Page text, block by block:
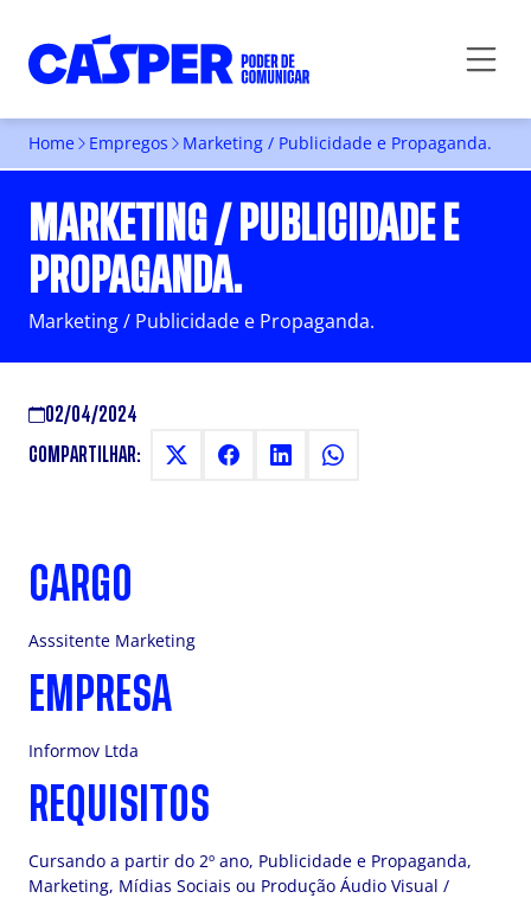
Home Empregos Marketing / Publicidade e Propaganda.
MARKETING / PUBLICIDADE E
PROPAGANDA.
Marketing / Publicidade e Propaganda.
02/04/2024
COMPARTILHAR:
CARGO
Asssitente Marketing
EMPRESA
Informov Ltda
REQUISITOS
Cursando a partir do 2º ano, Publicidade e Propaganda,
Marketing, Mídias Sociais ou Produção Áudio Visual /